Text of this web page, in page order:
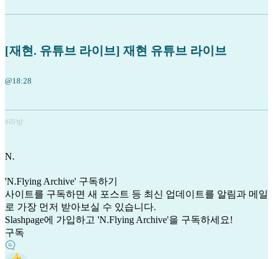
[재현. 유튜브 라이브] 재현 유튜브 라이브
@18:28
#라방
N.
'N.Flying Archive' 구독하기
사이트를 구독하면 새 포스트 등 최신 업데이트를 알림과 메일
로 가장 먼저 받아보실 수 있습니다.
Slashpage에 가입하고 'N.Flying Archive'을 구독하세요!
구독